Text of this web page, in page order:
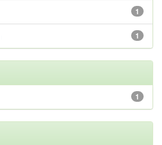
1
1
1